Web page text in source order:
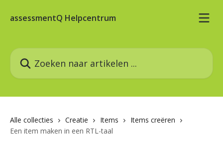
assessmentQ Helpcentrum
Zoeken naar artikelen ...
Alle collecties Creatie Items
Items creëren
Een item maken in een RTL-taal